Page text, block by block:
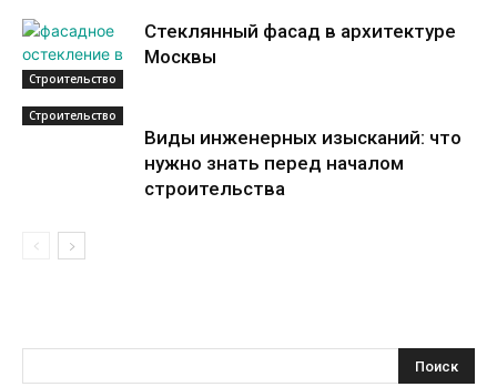
Строительство
Стеклянный фасад в архитектуре
Москвы
Строительство
Виды инженерных изысканий: что
нужно знать перед началом
строительства